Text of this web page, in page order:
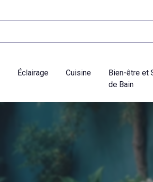
Éclairage Cuisine
Bien-être et
de Bain